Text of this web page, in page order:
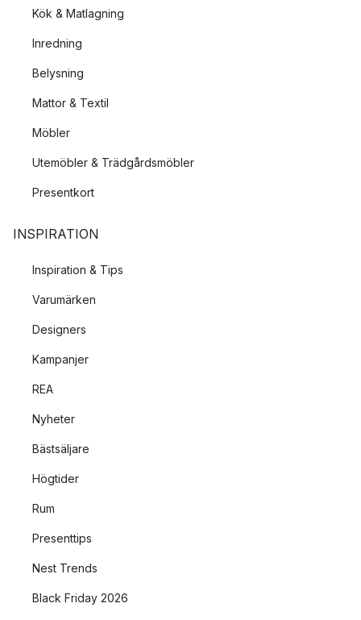
Kök & Matlagning
Inredning
Belysning
Mattor & Textil
Möbler
Utemöbler & Trädgårdsmöbler
Presentkort
INSPIRATION
Inspiration & Tips
Varumärken
Designers
Kampanjer
REA
Nyheter
Bästsäljare
Högtider
Rum
Presenttips
Nest Trends
Black Friday 2026